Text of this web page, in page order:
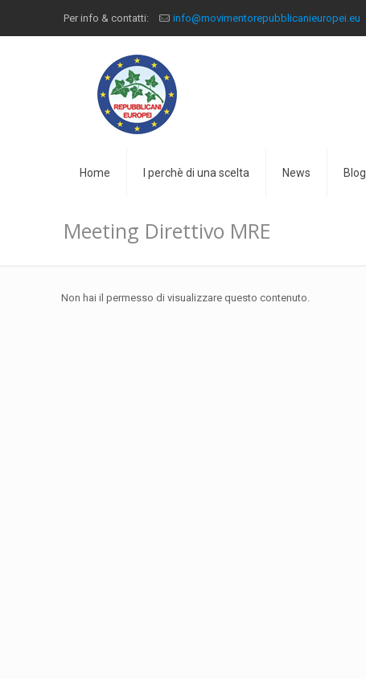
Per info & contatti: info@movimentorepubblicanieuropei.eu
Home I perchè di una scelta News Blog
Meeting Direttivo MRE
Non hai il permesso di visualizzare questo contenuto.